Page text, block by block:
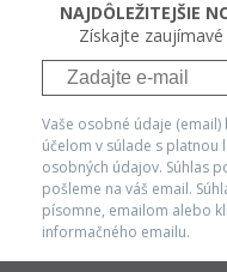
NAJDÔLEŽITEJŠIE
Získajte
Vaše osobné údaje
účelom v súlade s platnou
osobných údajov. Súhlas
pošleme na váš email.
písomne, emailom alebo
informačného emailu.